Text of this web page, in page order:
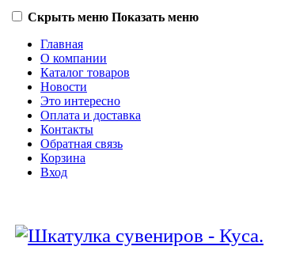
Скрыть меню Показать меню
Главная
О компании
Каталог товаров
Новости
Это интересно
Оплата и доставка
Контакты
Обратная связь
Корзина
Вход